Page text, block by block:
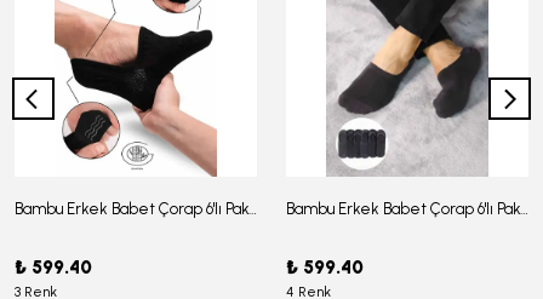
Bambu Erkek Babet Çorap 6'lı Paket - J-03
₺ 599.40
3 Renk
Bambu Erkek Babet Çorap 6'lı Paket -J-08
₺ 599.40
4 Renk